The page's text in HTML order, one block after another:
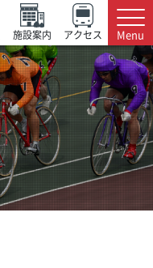
施設案内 アクセス Menu